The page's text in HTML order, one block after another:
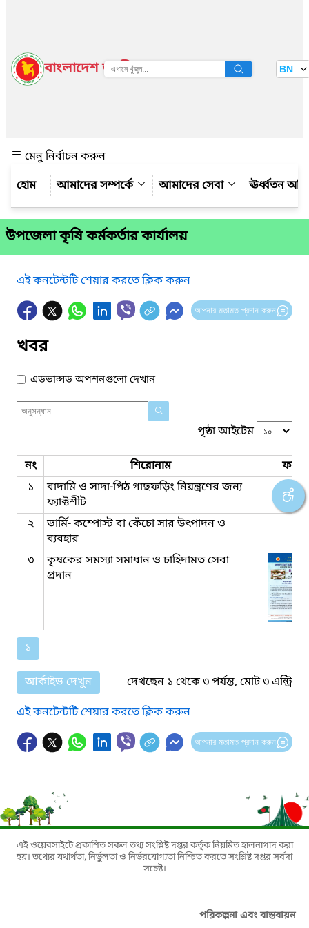
বাংলাদেশ জাতীয় তথ্য বাতায়ন BN
মেনু নির্বাচন করুন
আমাদের সম্পর্কে
আমাদের সেবা ঊর্ধ্বতন
উপজেলা কৃষি কর্মকর্তার কার্যালয়
এই কনটেন্টটি শেয়ার করতে ক্লিক করুন
আপনার মতামত প্রদান করুন
খবর
এডভান্সড অপশনগুলো দেখান
পৃষ্ঠা আইটেম
নং শিরোনাম
ফাইল
১
বাদামি ও সাদা-পিঠ গাছফড়িং নিয়ন্ত্রণের জন্য
ফ্যাক্টশীট
২
ভার্মি- কম্পোস্ট বা কেঁচো সার উৎপাদন ও
ব্যবহার
৩
কৃষকের সমস্যা সমাধান ও চাহিদামত সেবা
প্রদান
১
আর্কাইভ দেখুন
দেখছেন ১ থেকে ৩ পর্যন্ত, মোট ৩ এন্ট্রি
এই কনটেন্টটি শেয়ার করতে ক্লিক করুন
আপনার মতামত প্রদান করুন
এই ওয়েবসাইটে প্রকাশিত সকল তথ্য সংশ্লিষ্ট দপ্তর কর্তৃক নিয়মিত হালনাগাদ করা
হয়। তথ্যের যথার্থতা, নির্ভুলতা ও নির্ভরযোগ্যতা নিশ্চিত করতে সংশ্লিষ্ট দপ্তর সর্বদা
সচেষ্ট।
পরিকল্পনা এবং বাস্তবায়ন